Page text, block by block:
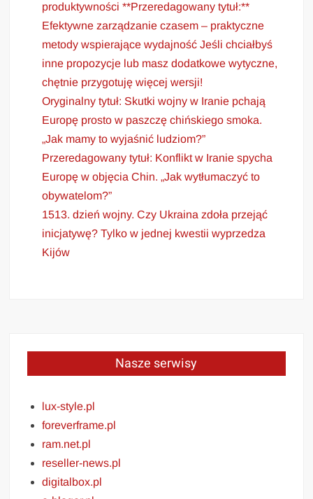
produktywności **Przeredagowany tytuł:**
Efektywne zarządzanie czasem – praktyczne
metody wspierające wydajność Jeśli chciałbyś
inne propozycje lub masz dodatkowe wytyczne,
chętnie przygotuję więcej wersji!
Oryginalny tytuł: Skutki wojny w Iranie pchają
Europę prosto w paszczę chińskiego smoka.
„Jak mamy to wyjaśnić ludziom?”
Przeredagowany tytuł: Konflikt w Iranie spycha
Europę w objęcia Chin. „Jak wytłumaczyć to
obywatelom?”
1513. dzień wojny. Czy Ukraina zdoła przejąć
inicjatywę? Tylko w jednej kwestii wyprzedza
Kijów
Nasze serwisy
lux-style.pl
foreverframe.pl
ram.net.pl
reseller-news.pl
digitalbox.pl